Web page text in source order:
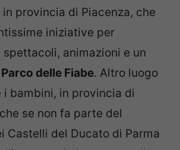
in provincia di Piacenza, che
iniziative per
animazioni e un
Parco delle Fiabe. Altro luogo
bambini, in provincia di
se non fa parte del
Castelli del Ducato di Parma